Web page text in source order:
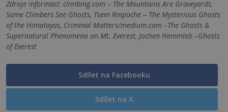
Zdroje informací: climbing.com – The Mountains Are Graveyards.
Some Climbers See Ghosts, Tsem Rinpoche – The Mysterious Ghosts
of the Himalayas, Criminal Matters/medium.com –The Ghosts &
Supernatural Phenomena on Mt. Everest, Jochen Hemmleb –Ghosts
of Everest
Sdílet na Facebooku
Sdílet na X